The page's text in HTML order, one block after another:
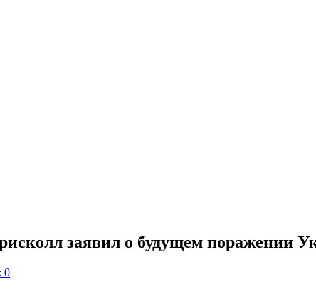
заявил о будущем поражении
0